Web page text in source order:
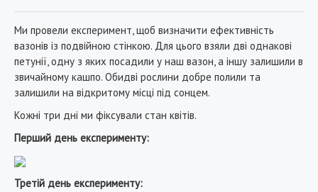
Ми провели експеримент, щоб визначити ефективність
вазонів із подвійною стінкою. Для цього взяли дві однакові
петунії, одну з яких посадили у наш вазон, а іншу залишили в
звичайному кашпо. Обидві рослини добре полили та
залишили на відкритому місці під сонцем.
Кожні три дні ми фіксували стан квітів.
Перший день експерименту:
Третій день експерименту: